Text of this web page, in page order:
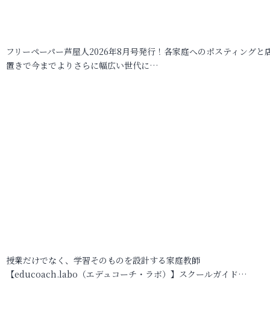
フリーペーパー芦屋人2026年8月号発行！各家庭へのポスティングと
置きで今までよりさらに幅広い世代に…
授業だけでなく、学習そのものを設計する家庭教師
【educoach.labo（エデュコーチ・ラボ）】スクールガイド…